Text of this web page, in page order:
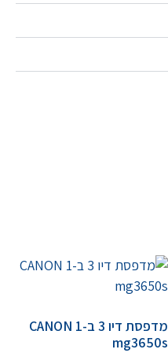
מדפסת דיו 3 ב-1 CANON
mg3650s